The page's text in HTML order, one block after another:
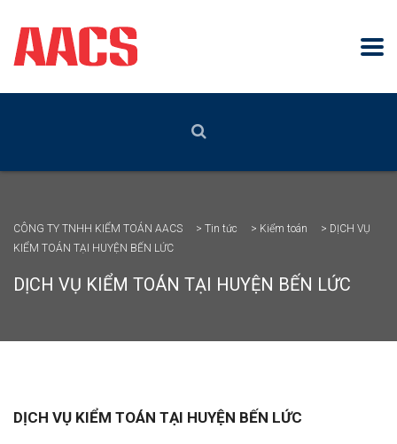
CÔNG TY TNHH KIỂM TOÁN AACS > Tin tức > Kiểm toán > DỊCH VỤ
KIỂM TOÁN TẠI HUYỆN BẾN LỨC
DỊCH VỤ KIỂM TOÁN TẠI HUYỆN BẾN LỨC
DỊCH VỤ KIỂM TOÁN TẠI HUYỆN BẾN LỨC